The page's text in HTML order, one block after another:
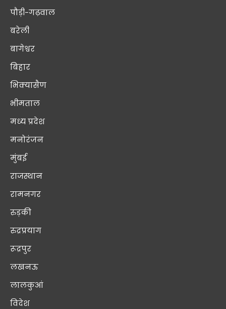
पौड़ी-गढ़वाल
बरेली
बागेश्वर
बिहार
भिक्यासैण
भीमताल
मध्य प्रदेश
मनोरंजन
मुंबई
राजस्थान
रामनगर
रुड़की
रुद्रप्रयाग
रूद्रपुर
लखनऊ
लालकुआं
विदेश